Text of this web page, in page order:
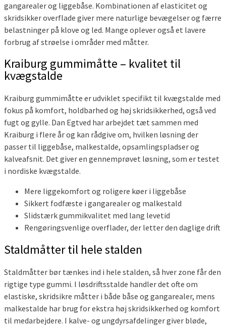
gangarealer og liggebåse. Kombinationen af elasticitet og
skridsikker overflade giver mere naturlige bevægelser og færre
belastninger på klove og led. Mange oplever også et lavere
forbrug af strøelse i områder med måtter.
Kraiburg gummimåtte – kvalitet til
kvægstalde
Kraiburg gummimåtte er udviklet specifikt til kvægstalde med
fokus på komfort, holdbarhed og høj skridsikkerhed, også ved
fugt og gylle. Dan Egtved har arbejdet tæt sammen med
Kraiburg i flere år og kan rådgive om, hvilken løsning der
passer til liggebåse, malkestalde, opsamlingspladser og
kalveafsnit. Det giver en gennemprøvet løsning, som er testet
i nordiske kvægstalde.
Mere liggekomfort og roligere køer i liggebåse
Sikkert fodfæste i gangarealer og malkestald
Slidstærk gummikvalitet med lang levetid
Rengøringsvenlige overflader, der letter den daglige drift
Staldmåtter til hele stalden
Staldmåtter bør tænkes ind i hele stalden, så hver zone får den
rigtige type gummi. I løsdriftsstalde handler det ofte om
elastiske, skridsikre måtter i både båse og gangarealer, mens
malkestalde har brug for ekstra høj skridsikkerhed og komfort
til medarbejdere. I kalve- og ungdyrsafdelinger giver bløde,